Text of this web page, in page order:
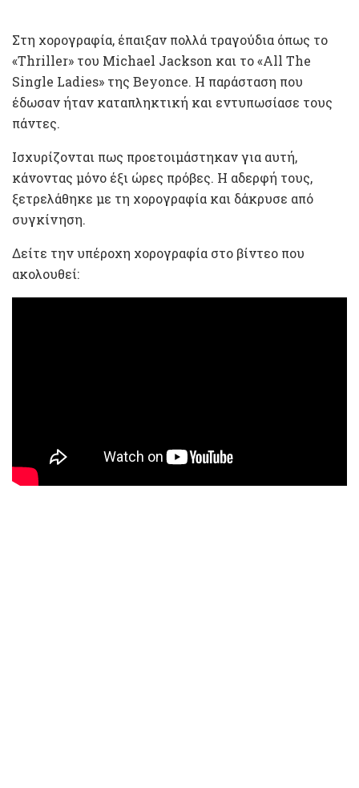
Στη χορογραφία, έπαιξαν πολλά τραγούδια όπως το
«Thriller» του Michael Jackson και το «All The
Single Ladies» της Beyonce. Η παράσταση που
έδωσαν ήταν καταπληκτική και εντυπωσίασε τους
πάντες.
Ισχυρίζονται πως προετοιμάστηκαν για αυτή,
κάνοντας μόνο έξι ώρες πρόβες. Η αδερφή τους,
ξετρελάθηκε με τη χορογραφία και δάκρυσε από
συγκίνηση.
Δείτε την υπέροχη χορογραφία στο βίντεο που
ακολουθεί: